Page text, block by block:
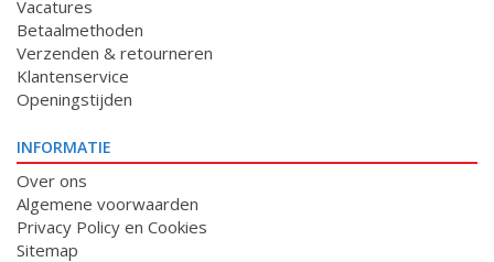
Vacatures
Betaalmethoden
Verzenden & retourneren
Klantenservice
Openingstijden
INFORMATIE
Over ons
Algemene voorwaarden
Privacy Policy en Cookies
Sitemap